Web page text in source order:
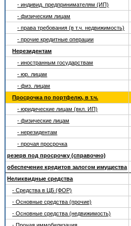
- индивид. предпринимателям (ИП)
- физическим лицам
- права требования (в т.ч. недвижимость)
- прочие кредитные операции
Нерезидентам
- иностранным государствам
- юр. лицам
- физ. лицам
Просрочка по портфелю, в т.ч.
- юридические лицам (вкл. ИП)
- физические лицам
- нерезидентам
- прочая просрочка
резерв под просрочку (справочно)
обеспечение кредитов залогом имущества
Неликвидные средства
- Средства в ЦБ (ФОР)
- Основные средства (прочие)
- Основные средства (недвижимость)